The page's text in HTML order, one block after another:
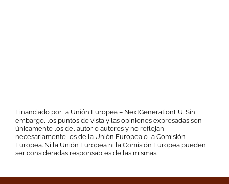
Financiado por la Unión Europea – NextGenerationEU. Sin
embargo, los puntos de vista y las opiniones expresadas son
únicamente los del autor o autores y no reflejan
necesariamente los de la Unión Europea o la Comisión
Europea. Ni la Unión Europea ni la Comisión Europea pueden
ser consideradas responsables de las mismas.